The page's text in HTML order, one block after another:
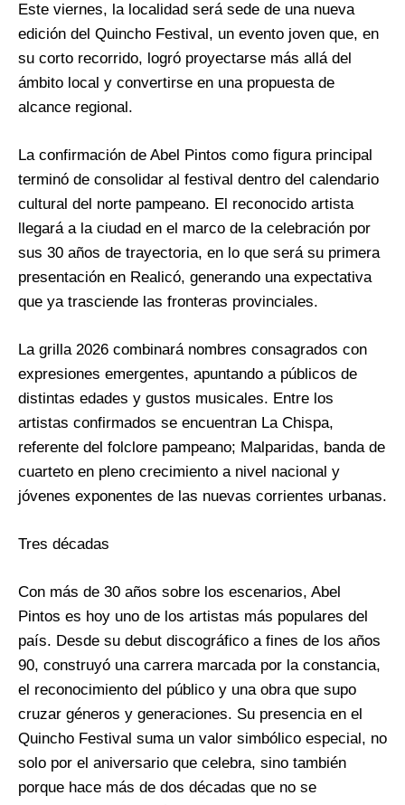
Este viernes, la localidad será sede de una nueva
edición del Quincho Festival, un evento joven que, en
su corto recorrido, logró proyectarse más allá del
ámbito local y convertirse en una propuesta de
alcance regional.
La confirmación de Abel Pintos como figura principal
terminó de consolidar al festival dentro del calendario
cultural del norte pampeano. El reconocido artista
llegará a la ciudad en el marco de la celebración por
sus 30 años de trayectoria, en lo que será su primera
presentación en Realicó, generando una expectativa
que ya trasciende las fronteras provinciales.
La grilla 2026 combinará nombres consagrados con
expresiones emergentes, apuntando a públicos de
distintas edades y gustos musicales. Entre los
artistas confirmados se encuentran La Chispa,
referente del folclore pampeano; Malparidas, banda de
cuarteto en pleno crecimiento a nivel nacional y
jóvenes exponentes de las nuevas corrientes urbanas.
Tres décadas
Con más de 30 años sobre los escenarios, Abel
Pintos es hoy uno de los artistas más populares del
país. Desde su debut discográfico a fines de los años
90, construyó una carrera marcada por la constancia,
el reconocimiento del público y una obra que supo
cruzar géneros y generaciones. Su presencia en el
Quincho Festival suma un valor simbólico especial, no
solo por el aniversario que celebra, sino también
porque hace más de dos décadas que no se